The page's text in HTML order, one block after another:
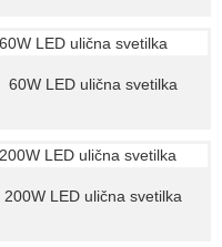
60W LED ulična svetilka
200W LED ulična svetilka